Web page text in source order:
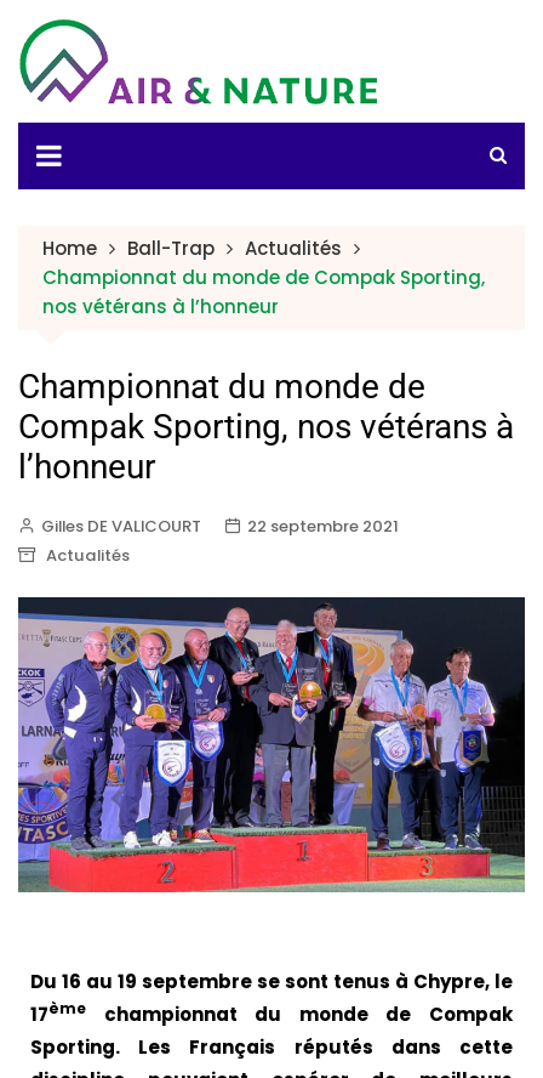
Home Ball-Trap
Actualités
Championnat du monde de Compak Sporting,
nos vétérans à l’honneur
Championnat du monde de
Compak Sporting, nos vétérans à
l’honneur
Gilles DE VALICOURT
22 septembre 2021
Actualités
Du 16 au 19 septembre se sont tenus à Chypre, le
17ème
championnat du monde de Compak
Sporting. Les Français réputés dans cette